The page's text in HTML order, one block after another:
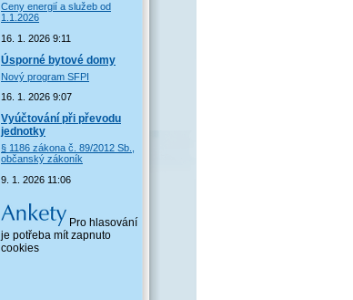
Ceny energií a služeb od
1.1.2026
16. 1. 2026 9:11
Úsporné bytové domy
Nový program SFPI
16. 1. 2026 9:07
Vyúčtování při převodu
jednotky
§ 1186 zákona č. 89/2012 Sb.,
občanský zákoník
9. 1. 2026 11:06
Pro hlasování
je potřeba mít zapnuto
cookies